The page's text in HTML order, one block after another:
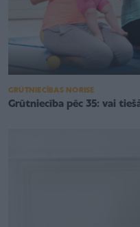
GRŪTNIECĪBAS NORISE
Grūtniecība pēc 35: vai